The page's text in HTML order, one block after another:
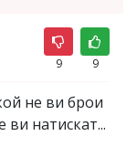
9 9
не ви брои
натискат...